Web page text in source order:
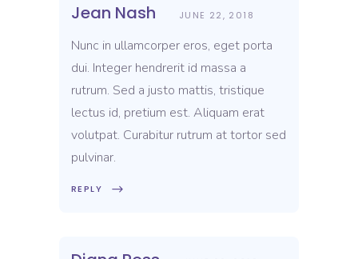
Jean Nash JUNE 22, 2018
Nunc in ullamcorper eros, eget porta
dui. Integer hendrerit id massa a
rutrum. Sed a justo mattis, tristique
lectus id, pretium est. Aliquam erat
volutpat. Curabitur rutrum at tortor sed
pulvinar.
REPLY